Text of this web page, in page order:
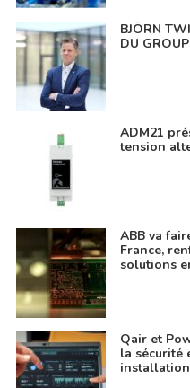
BJÖRN
DU
ADM21
tension
ABB va
France,
solutions
Qair et
la sécurité